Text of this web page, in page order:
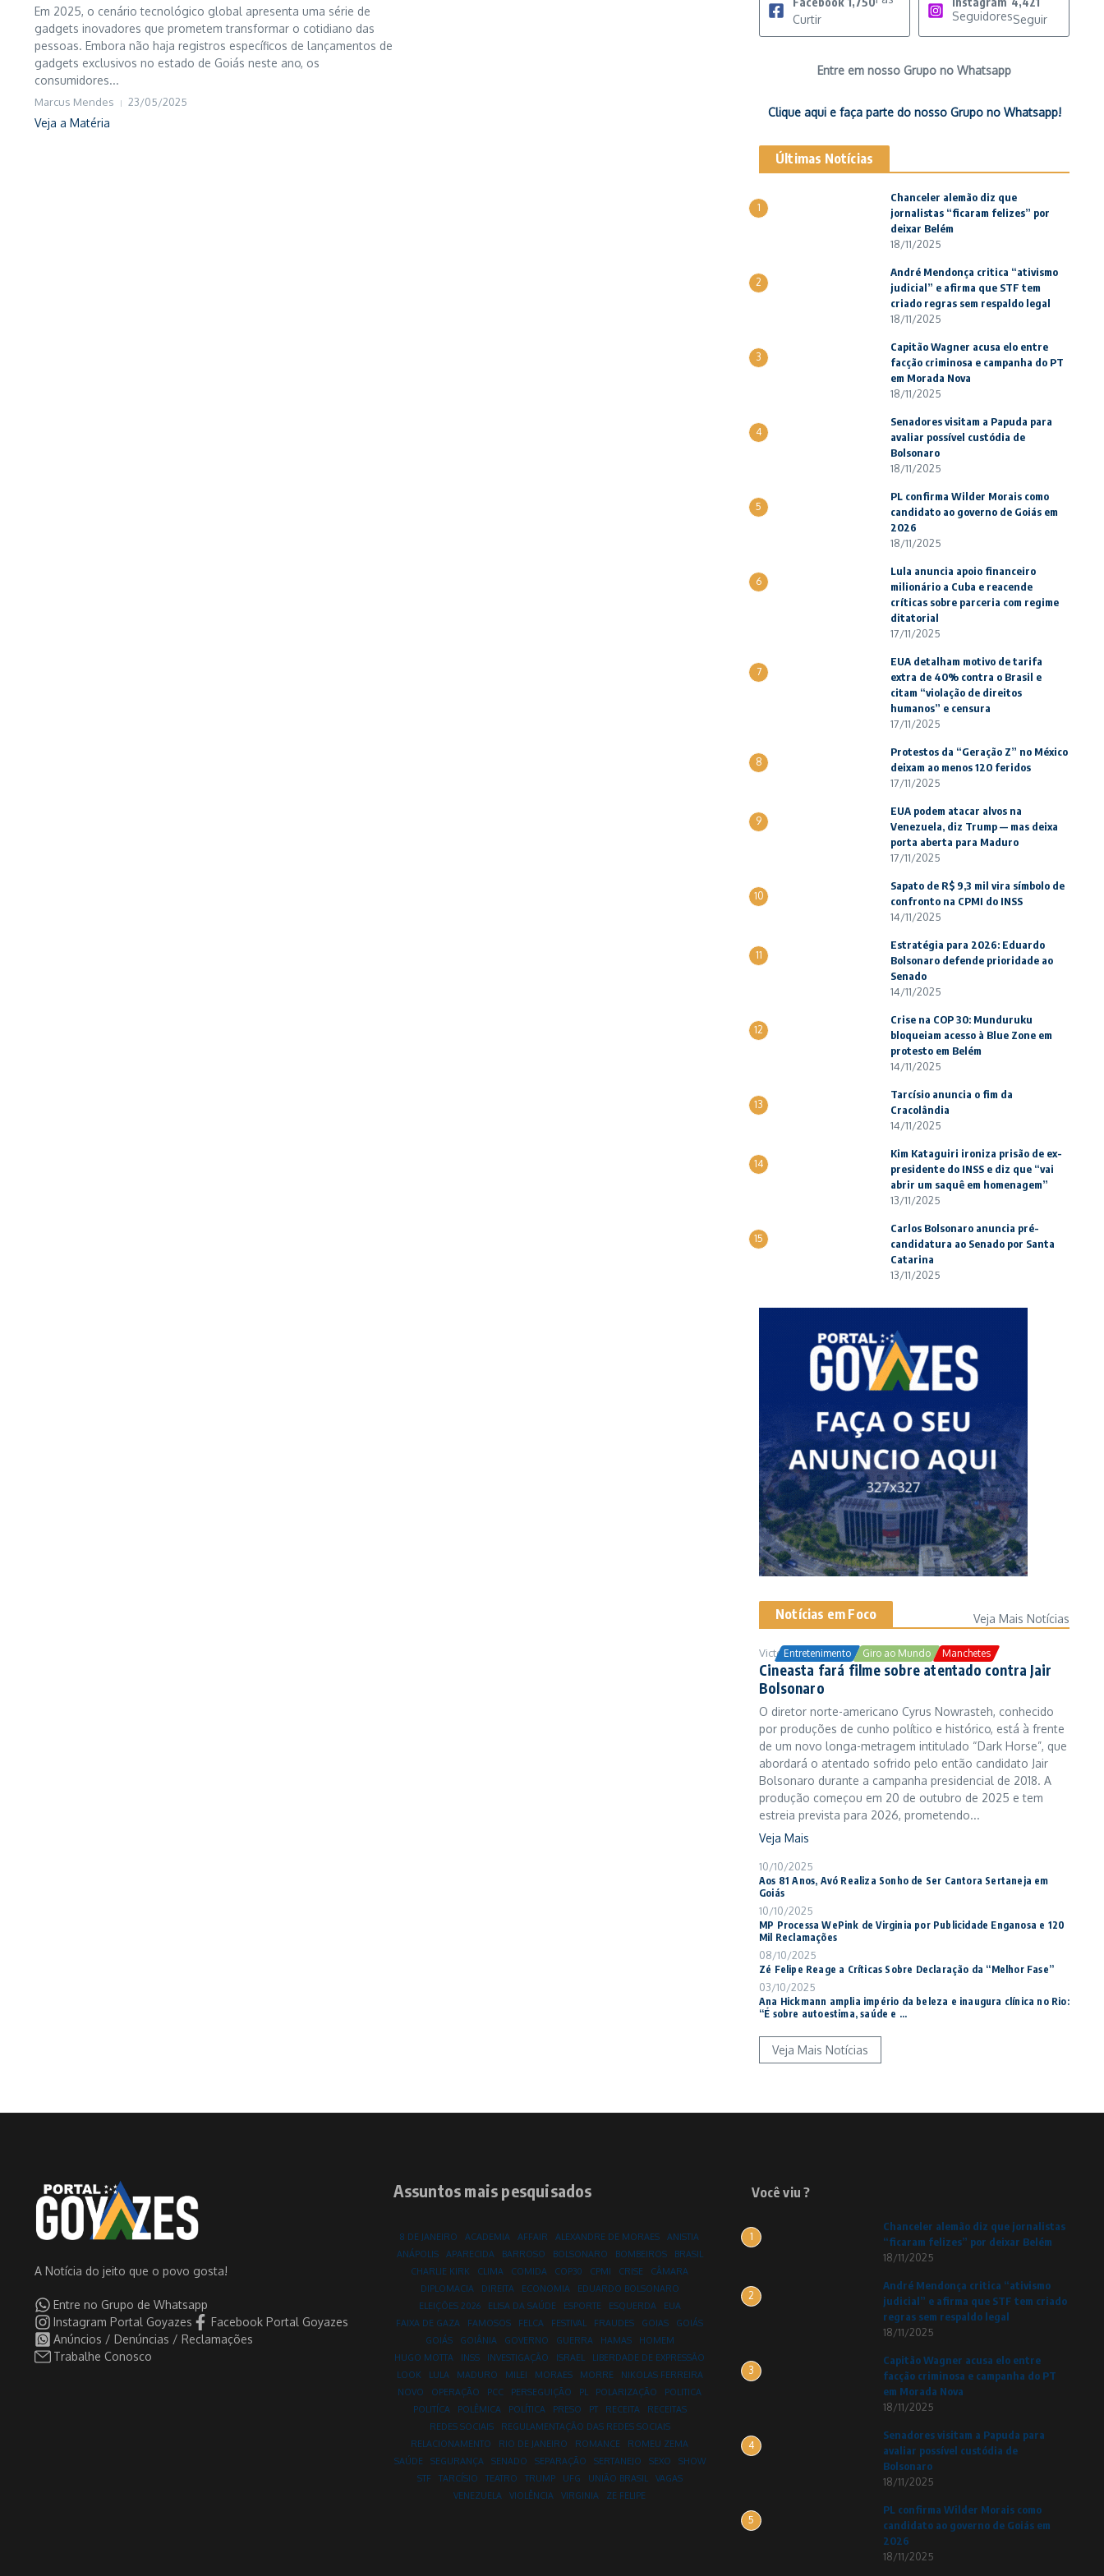
Em 2025, o cenário tecnológico global apresenta uma série de
gadgets inovadores que prometem transformar o cotidiano das
pessoas. Embora não haja registros específicos de lançamentos de
gadgets exclusivos no estado de Goiás neste ano, os
consumidores...
Marcus Mendes 23/05/2025
Veja a Matéria
Curtir
SeguidoresSeguir
Entre em nosso Grupo no Whatsapp
Clique aqui e faça parte do nosso Grupo no Whatsapp!
Últimas Notícias
1
Chanceler alemão diz que
jornalistas “ficaram felizes” por
deixar Belém
18/11/2025
2
André Mendonça critica “ativismo
judicial” e afirma que STF tem
criado regras sem respaldo legal
18/11/2025
3
Capitão Wagner acusa elo entre
facção criminosa e campanha do PT
em Morada Nova
18/11/2025
4
Senadores visitam a Papuda para
avaliar possível custódia de
Bolsonaro
18/11/2025
5
PL confirma Wilder Morais como
candidato ao governo de Goiás em
2026
18/11/2025
6
Lula anuncia apoio financeiro
milionário a Cuba e reacende
críticas sobre parceria com regime
ditatorial
17/11/2025
7
EUA detalham motivo de tarifa
extra de 40% contra o Brasil e
citam “violação de direitos
humanos” e censura
17/11/2025
8
Protestos da “Geração Z” no México
deixam ao menos 120 feridos
17/11/2025
9
EUA podem atacar alvos na
Venezuela, diz Trump — mas deixa
porta aberta para Maduro
17/11/2025
10
Sapato de R$ 9,3 mil vira símbolo de
confronto na CPMI do INSS
14/11/2025
11
Estratégia para 2026: Eduardo
Bolsonaro defende prioridade ao
Senado
14/11/2025
12
Crise na COP 30: Munduruku
bloqueiam acesso à Blue Zone em
protesto em Belém
14/11/2025
13
Tarcísio anuncia o fim da
Cracolândia
14/11/2025
14
Kim Kataguiri ironiza prisão de ex-
presidente do INSS e diz que “vai
abrir um saquê em homenagem”
13/11/2025
15
Carlos Bolsonaro anuncia pré-
candidatura ao Senado por Santa
Catarina
13/11/2025
Notícias em Foco Veja Mais Notícias
Entretenimento Giro ao Mundo Manchetes
Victor Samuel 24/10/2025
Cineasta fará filme sobre atentado contra Jair
Bolsonaro
O diretor norte-americano Cyrus Nowrasteh, conhecido
por produções de cunho político e histórico, está à frente
de um novo longa-metragem intitulado “Dark Horse”, que
abordará o atentado sofrido pelo então candidato Jair
Bolsonaro durante a campanha presidencial de 2018. A
produção começou em 20 de outubro de 2025 e tem
estreia prevista para 2026, prometendo...
Veja Mais
10/10/2025
Aos 81 Anos, Avó Realiza Sonho de Ser Cantora Sertaneja em
Goiás
10/10/2025
MP Processa WePink de Virginia por Publicidade Enganosa e 120
Mil Reclamações
08/10/2025
Zé Felipe Reage a Críticas Sobre Declaração da “Melhor Fase”
03/10/2025
Ana Hickmann amplia império da beleza e inaugura clínica no Rio:
“É sobre autoestima, saúde e ...
Veja Mais Notícias
A Notícia do jeito que o povo gosta!
Entre no Grupo de Whatsapp
Instagram Portal Goyazes
Facebook Portal Goyazes
Anúncios / Denúncias / Reclamações
Trabalhe Conosco
Assuntos mais pesquisados
8 DE JANEIRO ACADEMIA AFFAIR ALEXANDRE DE MORAES
ANISTIA
ANÁPOLIS
APARECIDA BARROSO BOLSONARO BOMBEIROS
BRASIL
CHARLIE KIRK
CLIMA COMIDA COP30 CPMI CRISE
CÂMARA
DIPLOMACIA
DIREITA ECONOMIA
EDUARDO BOLSONARO
ELEIÇÕES 2026
ELISA DA SAÚDE ESPORTE ESQUERDA
EUA
FAIXA DE GAZA
FAMOSOS FELCA FESTIVAL FRAUDES GOIAS
GOIÁS
GOIÁS
GOIÂNIA GOVERNO GUERRA HAMAS
HOMEM
HUGO MOTTA
INSS INVESTIGAÇÃO ISRAEL
LIBERDADE DE EXPRESSÃO
LOOK
LULA MADURO MILEI MORAES MORRE
NIKOLAS FERREIRA
NOVO
OPERAÇÃO PCC PERSEGUIÇÃO PL POLARIZAÇÃO
POLITICA
POLITÍCA
POLÊMICA POLÍTICA PRESO PT RECEITA
RECEITAS
REDES SOCIAIS
REGULAMENTAÇÃO DAS REDES SOCIAIS
RELACIONAMENTO
RIO DE JANEIRO ROMANCE
ROMEU ZEMA
SAÚDE
SEGURANÇA SENADO SEPARAÇÃO SERTANEJO SEXO
SHOW
STF
TARCÍSIO TEATRO TRUMP UFG UNIÃO BRASIL
VAGAS
VENEZUELA
VIOLÊNCIA VIRGINIA ZE FELIPE
Você viu ?
1
Chanceler alemão diz que jornalistas
“ficaram felizes” por deixar Belém
18/11/2025
2
André Mendonça critica “ativismo
judicial” e afirma que STF tem criado
regras sem respaldo legal
18/11/2025
3
Capitão Wagner acusa elo entre
facção criminosa e campanha do PT
em Morada Nova
18/11/2025
4
Senadores visitam a Papuda para
avaliar possível custódia de
Bolsonaro
18/11/2025
5
PL confirma Wilder Morais como
candidato ao governo de Goiás em
2026
18/11/2025